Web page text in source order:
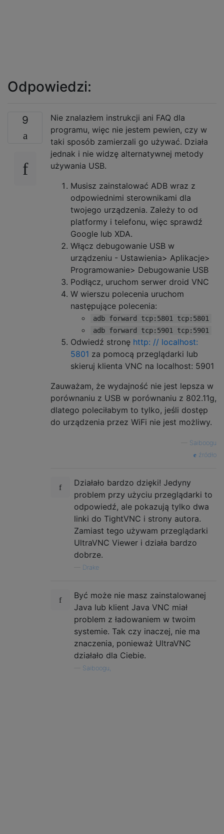
Odpowiedzi:
9
Nie znalazłem instrukcji ani FAQ dla
programu, więc nie jestem pewien, czy w
taki sposób zamierzali go używać. Działa
jednak i nie widzę alternatywnej metody
używania USB.
Musisz zainstalować ADB wraz z
odpowiednimi sterownikami dla
twojego urządzenia. Zależy to od
platformy i telefonu, więc sprawdź
Google lub XDA.
Włącz debugowanie USB w
urządzeniu - Ustawienia> Aplikacje>
Programowanie> Debugowanie USB
Podłącz, uruchom serwer droid VNC
W wierszu polecenia uruchom
następujące polecenia:
adb forward tcp:5801 tcp:5801
adb forward tcp:5901 tcp:5901
Odwiedź stronę http: // localhost:
5801 za pomocą przeglądarki lub
skieruj klienta VNC na localhost: 5901
Zauważam, że wydajność nie jest lepsza w
porównaniu z USB w porównaniu z 802.11g,
dlatego poleciłabym to tylko, jeśli dostęp
do urządzenia przez WiFi nie jest możliwy.
Saiboogu
źródło
Działało bardzo dzięki! Jedyny
problem przy użyciu przeglądarki to
odpowiedź, ale pokazują tylko dwa
linki do TightVNC i strony autora.
Zamiast tego używam przeglądarki
UltraVNC Viewer i działa bardzo
dobrze.
Drake
Być może nie masz zainstalowanej
Java lub klient Java VNC miał
problem z ładowaniem w twoim
systemie. Tak czy inaczej, nie ma
znaczenia, ponieważ UltraVNC
działało dla Ciebie.
Saiboogu,